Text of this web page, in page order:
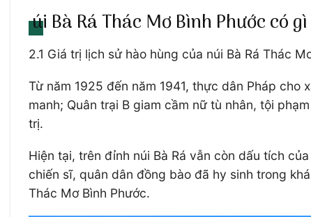
úi Bà Rá Thác Mơ Bình Phước có
2.1 Giá trị lịch sử hào hùng của núi Bà Rá Thác
Từ năm 1925 đến năm 1941, thực dân Pháp
manh; Quân trại B giam cầm nữ tù nhân, tội
trị.
Hiện tại, trên đỉnh núi Bà Rá vẫn còn dấu tích
chiến sĩ, quân dân đồng bào đã hy sinh trong
Thác Mơ Bình Phước.